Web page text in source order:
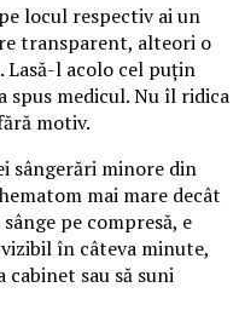
locul respectiv ai un
transparent, alteori o
Lasă-l acolo cel puțin
spus medicul. Nu îl ridica
motiv.
sângerări minore din
mai mare decât
pe compresă, e
în câteva minute,
sau să suni